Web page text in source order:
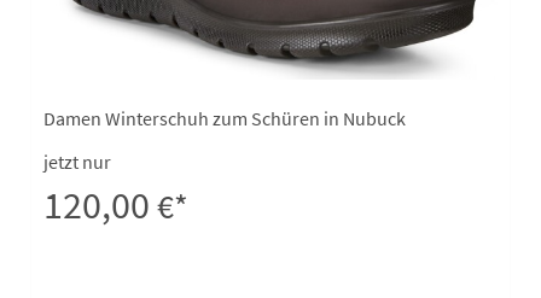
Damen Winterschuh zum Schüren in Nubuck
jetzt nur
120,00€*